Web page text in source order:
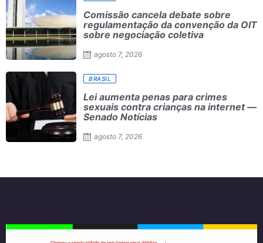
Comissão cancela debate sobre
regulamentação da convenção da OIT
sobre negociação coletiva
agosto 7, 2026
BRASIL
Lei aumenta penas para crimes
sexuais contra crianças na internet —
Senado Notícias
agosto 7, 2026